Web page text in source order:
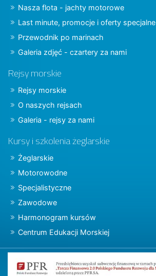
Nasza flota - jachty motorowe
Last minute, promocje i oferty specjalne
Przewodnik po marinach
Galeria zdjęć - czartery za nami
Rejsy morskie
Rejsy morskie
O naszych rejsach
Galeria - rejsy za nami
Kursy i szkolenia żeglarskie
Żeglarskie
Motorowodne
Specjalistyczne
Zawodowe
Harmonogram kursów
Centrum Edukacji Morskiej